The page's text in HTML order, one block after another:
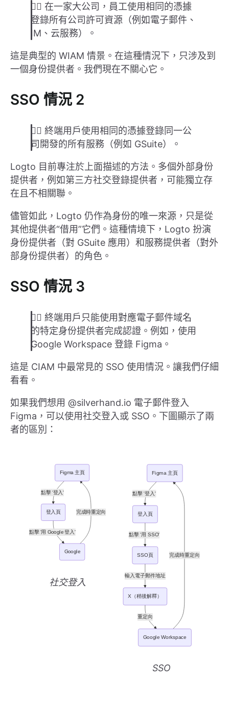
👉🏽 在一家大公司，員工使用相同的憑據
登錄所有公司許可資源（例如電子郵件、
IM、云服務）。
這是典型的 WIAM 情景。在這種情況下，只涉及到
一個身份提供者。我們現在不關心它。
SSO 情況 2
👉🏽 終端用戶使用相同的憑據登錄同一公
司開發的所有服務（例如 GSuite）。
Logto 目前專注於上面描述的方法。多個外部身份
提供者，例如第三方社交登錄提供者，可能獨立存
在且不相關聯。
儘管如此，Logto 仍作為身份的唯一來源，只是從
其他提供者“借用”它們。這種情境下，Logto 扮演
身份提供者（對 GSuite 應用）和服務提供者（對外
部身份提供者）的角色。
SSO 情況 3
👉🏽 終端用戶只能使用對應電子郵件域名
的特定身份提供者完成認證。例如，使用
Google Workspace 登錄 Figma。
這是 CIAM 中最常見的 SSO 使用情況。讓我們仔細
看看。
如果我們想用 @silverhand.io 電子郵件登入
Figma，可以使用社交登入或 SSO。下圖顯示了兩
者的區別：
社交登入
SSO